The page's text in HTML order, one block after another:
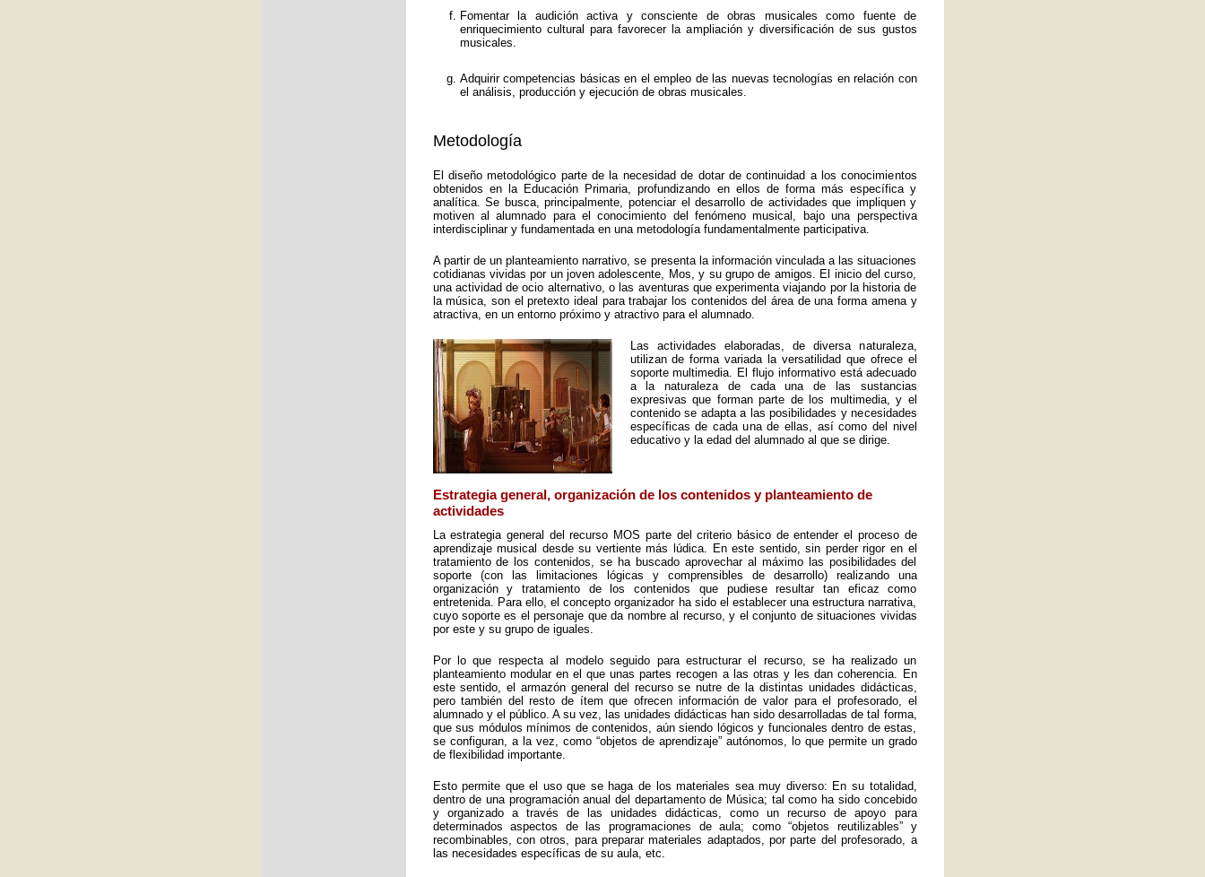
Fomentar la audición activa y consciente de obras musicales como fuente de
enriquecimiento cultural para favorecer la ampliación y diversificación de sus gustos
musicales.
Adquirir competencias básicas en el empleo de las nuevas tecnologías en relación con
el análisis, producción y ejecución de obras musicales.
Metodología
El diseño metodológico parte de la necesidad de dotar de continuidad a los conocimientos
obtenidos en la Educación Primaria, profundizando en ellos de forma más específica y
analítica. Se busca, principalmente, potenciar el desarrollo de actividades que impliquen y
motiven al alumnado para el conocimiento del fenómeno musical, bajo una perspectiva
interdisciplinar y fundamentada en una metodología fundamentalmente participativa.
A partir de un planteamiento narrativo, se presenta la información vinculada a las situaciones
cotidianas vividas por un joven adolescente, Mos, y su grupo de amigos. El inicio del curso,
una actividad de ocio alternativo, o las aventuras que experimenta viajando por la historia de
la música, son el pretexto ideal para trabajar los contenidos del área de una forma amena y
atractiva, en un entorno próximo y atractivo para el alumnado.
Las actividades elaboradas, de diversa naturaleza,
utilizan de forma variada la versatilidad que ofrece el
soporte multimedia. El flujo informativo está adecuado
a la naturaleza de cada una de las sustancias
expresivas que forman parte de los multimedia, y el
contenido se adapta a las posibilidades y necesidades
específicas de cada una de ellas, así como del nivel
educativo y la edad del alumnado al que se dirige.
Estrategia general, organización de los contenidos y planteamiento de
actividades
La estrategia general del recurso MOS parte del criterio básico de entender el proceso de
aprendizaje musical desde su vertiente más lúdica. En este sentido, sin perder rigor en el
tratamiento de los contenidos, se ha buscado aprovechar al máximo las posibilidades del
soporte (con las limitaciones lógicas y comprensibles de desarrollo) realizando una
organización y tratamiento de los contenidos que pudiese resultar tan eficaz como
entretenida. Para ello, el concepto organizador ha sido el establecer una estructura narrativa,
cuyo soporte es el personaje que da nombre al recurso, y el conjunto de situaciones vividas
por este y su grupo de iguales.
Por lo que respecta al modelo seguido para estructurar el recurso, se ha realizado un
planteamiento modular en el que unas partes recogen a las otras y les dan coherencia. En
este sentido, el armazón general del recurso se nutre de la distintas unidades didácticas,
pero también del resto de ítem que ofrecen información de valor para el profesorado, el
alumnado y el público. A su vez, las unidades didácticas han sido desarrolladas de tal forma,
que sus módulos mínimos de contenidos, aún siendo lógicos y funcionales dentro de estas,
se configuran, a la vez, como “objetos de aprendizaje” autónomos, lo que permite un grado
de flexibilidad importante.
Esto permite que el uso que se haga de los materiales sea muy diverso: En su totalidad,
dentro de una programación anual del departamento de Música; tal como ha sido concebido
y organizado a través de las unidades didácticas, como un recurso de apoyo para
determinados aspectos de las programaciones de aula; como “objetos reutilizables” y
recombinables, con otros, para preparar materiales adaptados, por parte del profesorado, a
las necesidades específicas de su aula, etc.